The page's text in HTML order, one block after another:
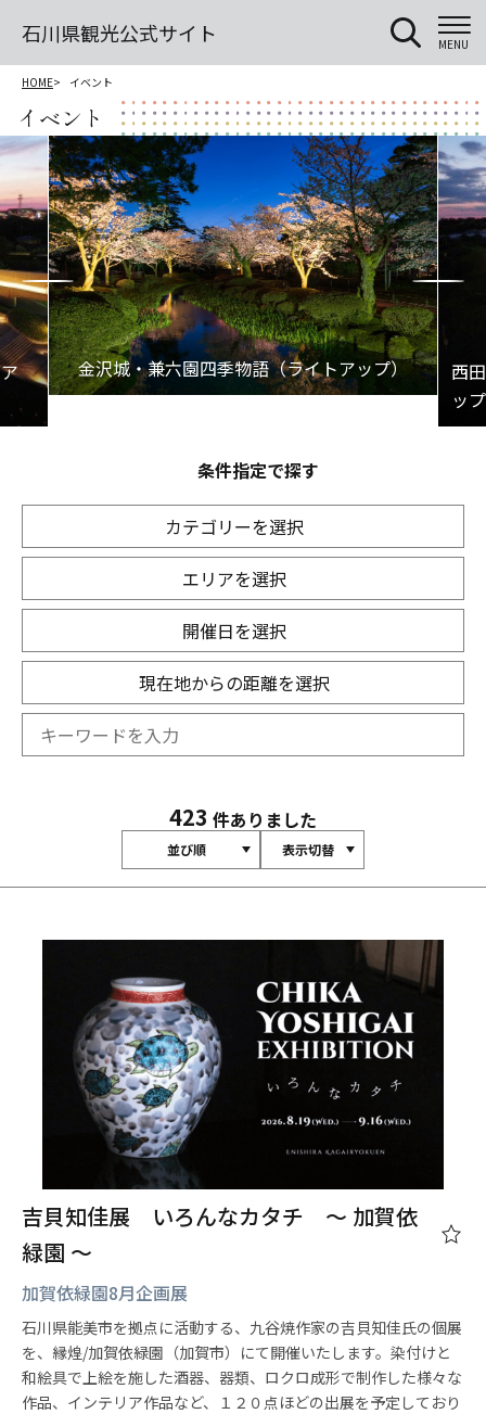
石川県観光公式サイト MENU
HOME イベント
イベント
条件指定で探す
カテゴリーを選択
エリアを選択
開催日を選択
現在地からの距離を選択
423 件ありました
並び順 表示切替
吉貝知佳展 いろんなカタチ ～ 加賀依
緑園 ～
加賀依緑園8月企画展
石川県能美市を拠点に活動する、九谷焼作家の吉貝知佳氏の個展
を、縁煌/加賀依緑園（加賀市）にて開催いたします。染付けと
和絵具で上絵を施した酒器、器類、ロクロ成形で制作した様々な
作品、インテリア作品など、１２０点ほどの出展を予定しており